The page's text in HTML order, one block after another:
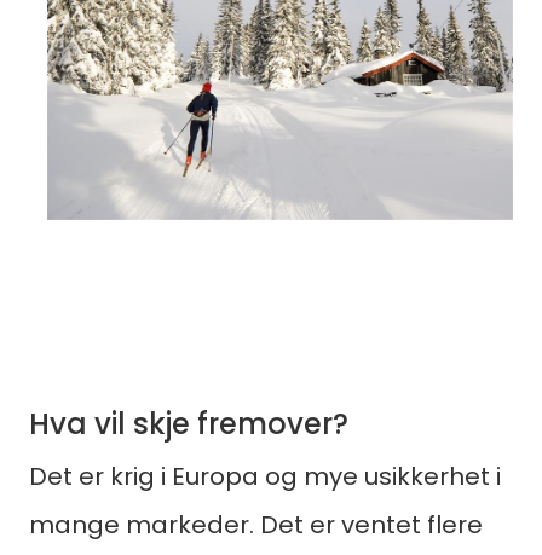
Hva vil skje fremover?
Det er krig i Europa og mye usikkerhet i
mange markeder. Det er ventet flere